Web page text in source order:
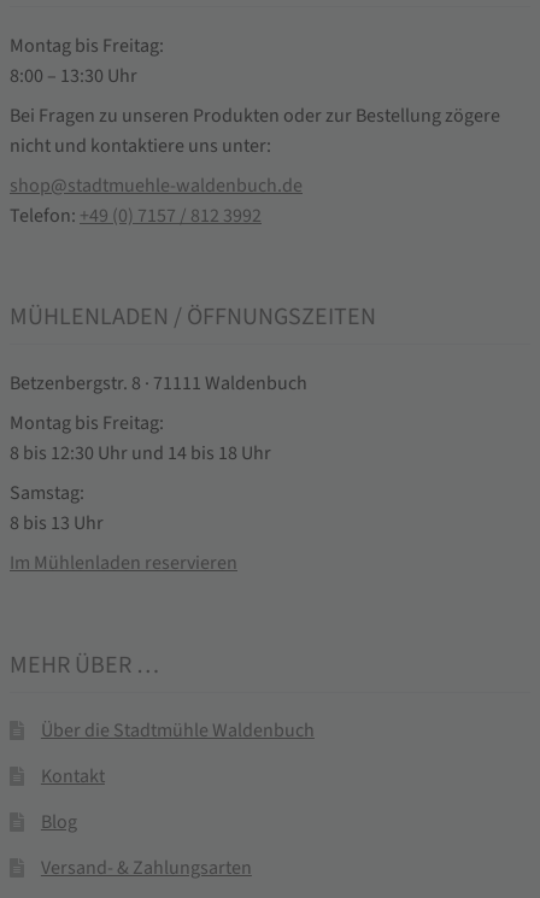
Montag bis Freitag:
8:00 – 13:30 Uhr
Bei Fragen zu unseren Produkten oder zur Bestellung zögere
nicht und kontaktiere uns unter:
shop@stadtmuehle-waldenbuch.de
Telefon: +49 (0) 7157 / 812 3992
MÜHLENLADEN / ÖFFNUNGSZEITEN
Betzenbergstr. 8 · 71111 Waldenbuch
Montag bis Freitag:
8 bis 12:30 Uhr und 14 bis 18 Uhr
Samstag:
8 bis 13 Uhr
Im Mühlenladen reservieren
MEHR ÜBER …
Über die Stadtmühle Waldenbuch
Kontakt
Blog
Versand- & Zahlungsarten